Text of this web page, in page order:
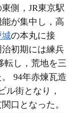
側，JR東京駅
が集中し，高
城の本丸に接
初期には練兵
転し，荒地を三
94年赤煉瓦造
ル街となり，
口となった。